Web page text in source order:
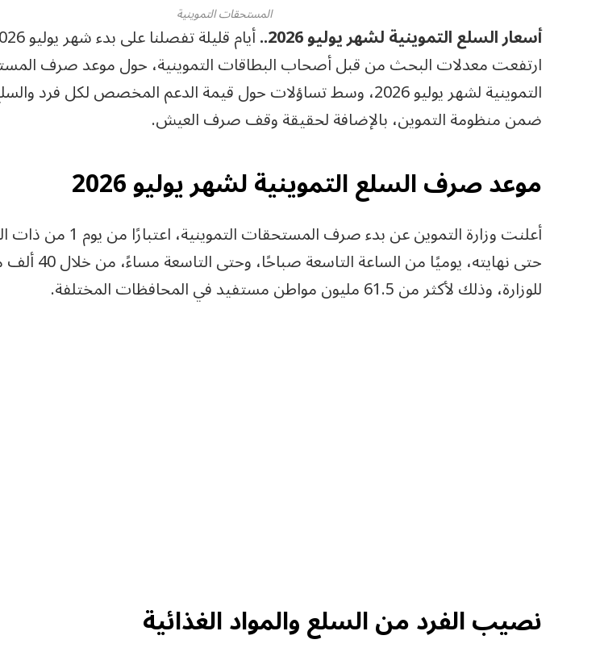
المستحقات التموينية
أسعار السلع التموينية لشهر يوليو 2026..
ارتفعت معدلات البحث من قبل أصحاب البطاقات التموينية، حول موعد صرف
التموينية لشهر يوليو 2026، وسط تساؤلات حول قيمة الدعم المخصص لكل فرد
ضمن منظومة التموين، بالإضافة لحقيقة وقف صرف العيش.
موعد صرف السلع التموينية لشهر يوليو 2026
أعلنت وزارة التموين عن بدء صرف
حتى نهايته، يوميًا من
للوزارة، وذلك لأكثر من 61.5 مليون مواطن مستفيد في المحافظات المختلفة.
نصيب الفرد من السلع والمواد الغذائية